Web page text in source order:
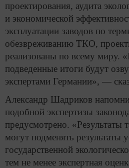
проектирования, аудита
и экономической
эксплуатации заводов по
обезвреживанию ТКО,
реализованы по всему миру.
подведенные итоги будут
экспертами Германии», —
Александр Шадриков
подобной экспертизы
предусмотрено. «Результаты
могут подменять результаты
государственной
тем не менее экспертная